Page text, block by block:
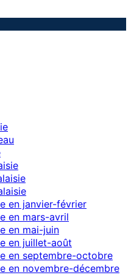
en janvier-février
en mars-avril
en mai-juin
en juillet-août
en septembre-octobre
en novembre-décembre